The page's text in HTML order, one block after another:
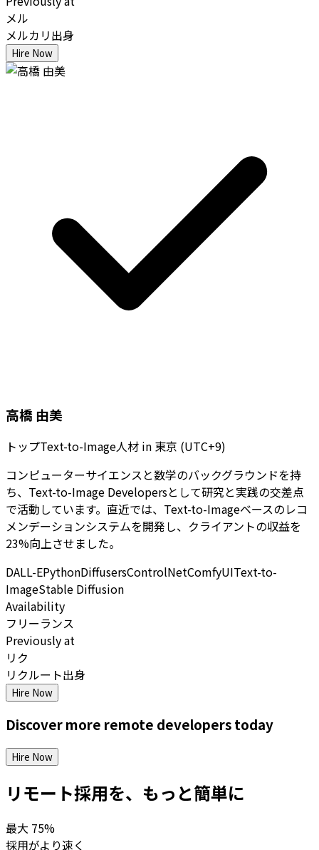
メル
メルカリ出身
Hire Now
高橋 由美
トップText-to-Image人材 in 東京 (UTC+9)
コンピューターサイエンスと数学のバックグラウンドを持
ち、Text-to-Image Developersとして研究と実践の交差点
で活動しています。直近では、Text-to-Imageベースのレコ
メンデーションシステムを開発し、クライアントの収益を
23%向上させました。
DALL-EPythonDiffusersControlNetComfyUIText-to-
ImageStable Diffusion
Availability
フリーランス
Previously at
リク
リクルート出身
Hire Now
Discover more remote developerstoday
Hire Now
リモート採用を、もっと簡単に
最大 75%
採用がより速く